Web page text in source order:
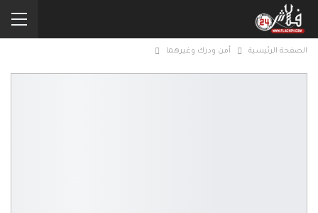
الصفحة الرئيسية أمن ودرك وغيرهما